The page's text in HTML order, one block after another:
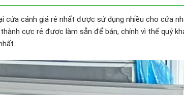
cửa cánh giá rẻ nhất được sử dụng nhiều cho cửa
cực rẻ được làm sẵn để bán, chính vì thế quý